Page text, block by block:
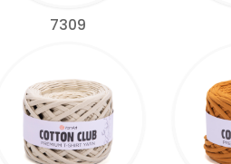
7309